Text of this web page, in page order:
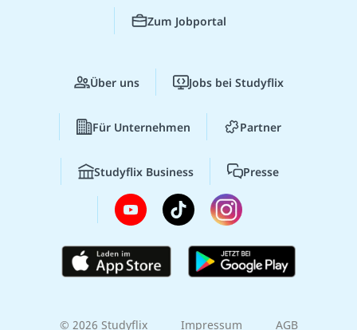
Zum Jobportal
Über uns Jobs bei Studyflix
Für Unternehmen Partner
Studyflix Business Presse
© 2026 Studyflix Impressum AGB